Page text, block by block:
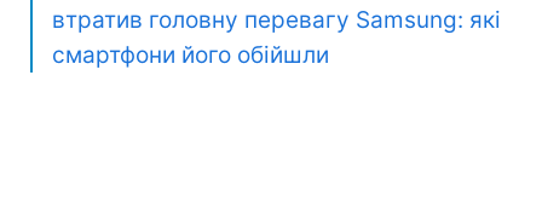
втратив головну перевагу Samsung: які
смартфони його обійшли